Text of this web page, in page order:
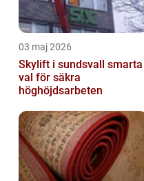
03 maj 2026
Skylift i sundsvall smarta
val för säkra
höghöjdsarbeten